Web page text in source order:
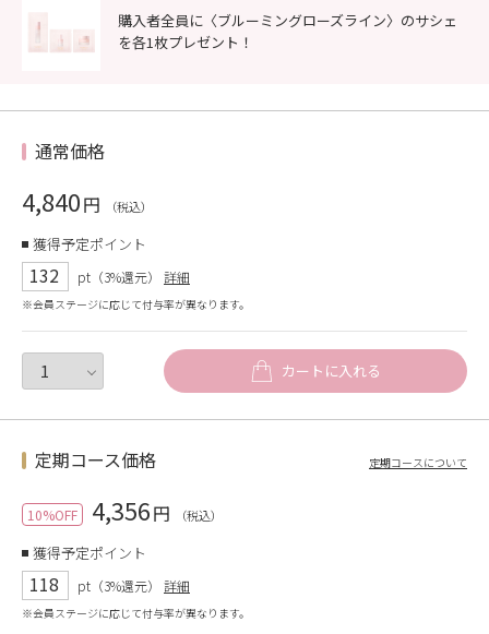
購入者全員に〈ブルーミングローズライン〉のサシェ
を各1枚プレゼント！
通常価格
4,840円 （税込）
獲得予定ポイント
132 pt（3%還元） 詳細
※会員ステージに応じて付与率が異なります。
カートに入れる
定期コース価格 定期コースについて
10%OFF 4,356円 （税込）
獲得予定ポイント
118 pt（3%還元） 詳細
※会員ステージに応じて付与率が異なります。